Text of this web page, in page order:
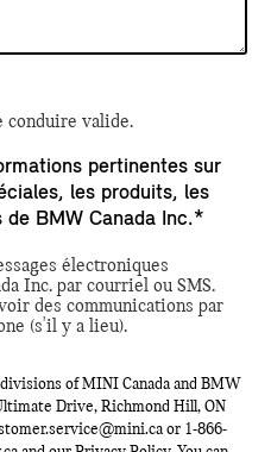
conduire valide.
pertinentes sur
les produits, les
BMW Canada Inc.*
électroniques
Inc. par courriel ou SMS.
des communications par
(s'il y a lieu).
of MINI Canada and BMW
Drive, Richmond Hill, ON
or 1-866-